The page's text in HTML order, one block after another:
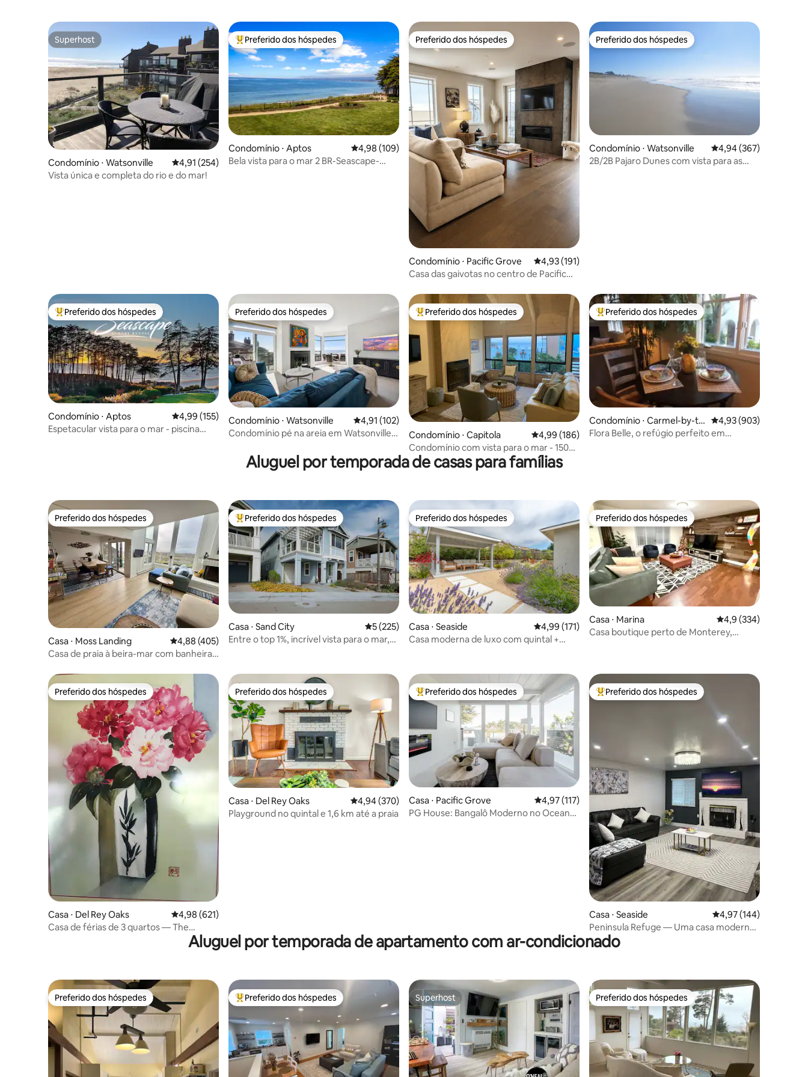
Superhost
Superhost
Condomínio ⋅ Watsonville 4,91 de uma avaliação média de 5, 254 avaliações
4,91 (254)
Vista única e completa do rio e do mar!
Entre os melhores preferidos dos hóspedes
Preferido dos hóspedes
Condomínio ⋅ Aptos 4,98 de uma avaliação média de 5, 109 avaliações
4,98 (109)
Bela vista para o mar 2 BR-Seascape-
Preferido dos hóspedes
Preferido dos hóspedes
Condomínio ⋅ Pacific Grove 4,93 de uma avaliação média de 5, 191 avaliações
4,93 (191)
Casa das gaivotas no centro de Pacific
Preferido dos hóspedes
Preferido dos hóspedes
Condomínio ⋅ Watsonville 4,94 de uma avaliação
4,94 (367)
2B/2B Pajaro Dunes com vista para as
Entre os melhores preferidos dos hóspedes
Preferido dos hóspedes
Condomínio ⋅ Aptos 4,99 de uma avaliação média de 5, 155 avaliações
4,99 (155)
Espetacular vista para o mar - piscina
Preferido dos hóspedes
Preferido dos hóspedes
Condomínio ⋅ Watsonville 4,91 de uma avaliação média de 5, 102 avaliações
4,91 (102)
Condomínio pé na areia em Watsonville,
Entre os melhores preferidos dos hóspedes
Preferido dos hóspedes
Condomínio ⋅ Capitola 4,99 de uma avaliação média de 5, 186 avaliações
4,99 (186)
Condomínio com vista para o mar - 150
passos para a praia!
Entre os melhores preferidos dos hóspedes
Preferido dos hóspedes
Condomínio ⋅ Carmel-by-th
e-Sea
4,93 de uma avaliação
4,93 (903)
Flora Belle, o refúgio perfeito em
Aluguel por temporada de casas para famílias
Preferido dos hóspedes
Preferido dos hóspedes
Casa ⋅ Moss Landing 4,88 de uma avaliação média de 5, 405 avaliações
4,88 (405)
Casa de praia à beira-mar com banheira
Entre os melhores preferidos dos hóspedes
Preferido dos hóspedes
Casa ⋅ Sand City 5 de uma avaliação média de 5, 225 avaliações
5 (225)
Entre o top 1%, incrível vista para o mar,
Preferido dos hóspedes
Preferido dos hóspedes
Casa ⋅ Seaside 4,99 de uma avaliação média de 5, 171 avaliações
4,99 (171)
Casa moderna de luxo com quintal +
Preferido dos hóspedes
Preferido dos hóspedes
Casa ⋅ Marina 4,9 de uma avaliação
4,9 (334)
Casa boutique perto de Monterey,
Preferido dos hóspedes
Preferido dos hóspedes
Casa ⋅ Del Rey Oaks 4,98 de uma avaliação média de 5, 621 avaliações
4,98 (621)
Casa de férias de 3 quartos — The
Preferido dos hóspedes
Preferido dos hóspedes
Casa ⋅ Del Rey Oaks 4,94 de uma avaliação média de 5, 370 avaliações
4,94 (370)
Playground no quintal e 1,6 km até a praia
Entre os melhores preferidos dos hóspedes
Preferido dos hóspedes
Casa ⋅ Pacific Grove 4,97 de uma avaliação média de 5, 117 avaliações
4,97 (117)
PG House: Bangalô Moderno no Oceano
Entre os melhores preferidos dos hóspedes
Preferido dos hóspedes
Casa ⋅ Seaside 4,97 de uma avaliação
4,97 (144)
Peninsula Refuge — Uma casa moderna
no coração da baía
Aluguel por temporada de apartamento com ar-condicionado
Preferido dos hóspedes
Preferido dos hóspedes Entre os melhores preferidos dos hóspedes
Preferido dos hóspedes Superhost
Superhost Preferido dos hóspedes
Preferido dos hóspedes